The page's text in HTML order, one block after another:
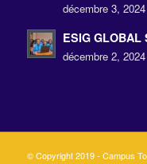
décembre 3,
ESIG GLOBAL
décembre 2,
© Copyright 2019 - Campus